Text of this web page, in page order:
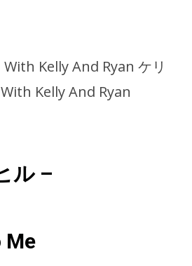
ケリ
Kelly And Ryan
ル –
Me